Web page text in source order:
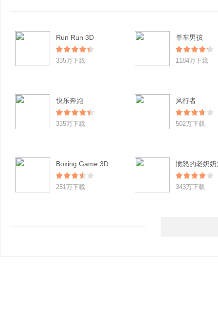
Run Run 3D
335万下载
单车男孩
1184万下载
快乐奔跑
335万下载
风行者
502万下载
Boxing Game 3D
251万下载 343万下载